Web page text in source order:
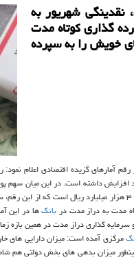
نقدینگی شهریور به
گذاری كوتاه مدت
كاهش جای خویش را به سپرده
مدت به دراز مدت دربانكها در این
مركزی آمده است: میزان دارایی های